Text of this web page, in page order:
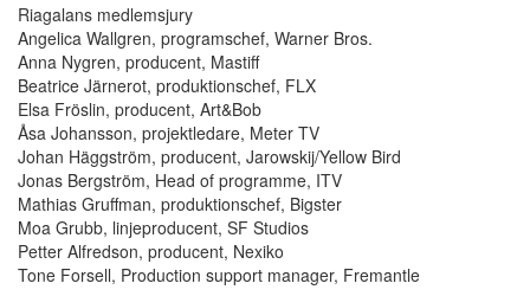
Riagalans medlemsjury
Angelica Wallgren, programschef, Warner Bros.
Anna Nygren, producent, Mastiff
Beatrice Järnerot, produktionschef, FLX
Elsa Fröslin, producent, Art&Bob
Åsa Johansson, projektledare, Meter TV
Johan Häggström, producent, Jarowskij/Yellow Bird
Jonas Bergström, Head of programme, ITV
Mathias Gruffman, produktionschef, Bigster
Moa Grubb, linjeproducent, SF Studios
Petter Alfredson, producent, Nexiko
Tone Forsell, Production support manager, Fremantle